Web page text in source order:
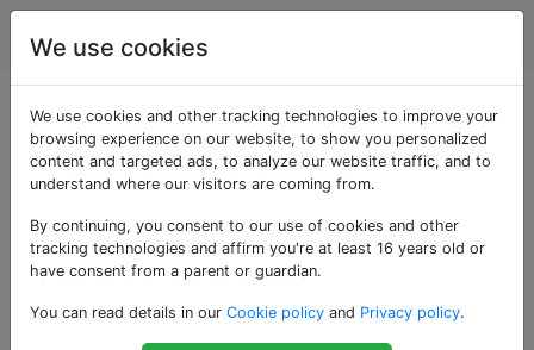
Joomla
Questions marquées
«workflow»
10
Quels outils puis-je utiliser pour
m'aider à développer Joomla?
Je suis nouveau dans le développement
We use cookies
We use cookies and other tracking technologies to improve your
browsing experience on our website, to show you personalized
content and targeted ads, to analyze our website traffic, and to
understand where our visitors are coming from.
By continuing, you consent to our use of cookies and other
tracking technologies and affirm you're at least 16 years old or
have consent from a parent or guardian.
You can read details in our Cookie policy and Privacy policy.